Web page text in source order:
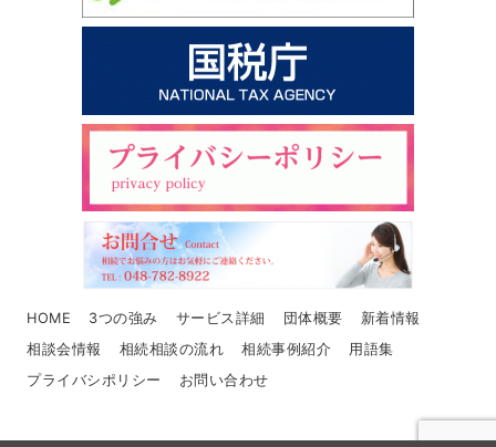
HOME 3つの強み サービス詳細 団体概要
新着情報
相談会情報
相続相談の流れ 相続事例紹介
用語集
プライバシポリシー
お問い合わせ